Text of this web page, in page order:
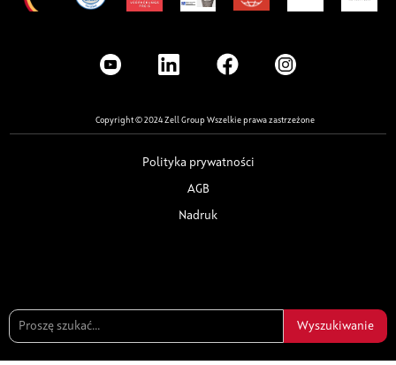
Copyright © 2024 Zell Group Wszelkie prawa zastrzeżone
Polityka prywatności
AGB
Nadruk